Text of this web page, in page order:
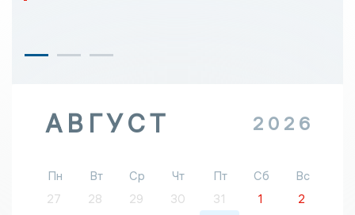
АВГУСТ 2026
Пн Вт Ср Чт Пт Сб
Вс
27
28 29 30 31 1
2